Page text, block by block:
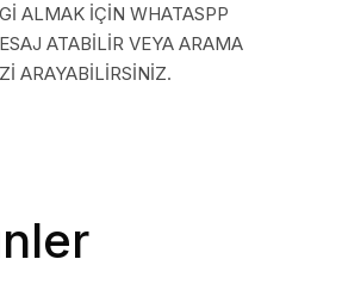
ALMAK İÇİN WHATASPP
ATABİLİR VEYA ARAMA
ARAYABİLİRSİNİZ.